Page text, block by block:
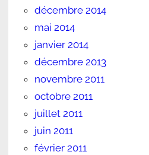
décembre 2014
mai 2014
janvier 2014
décembre 2013
novembre 2011
octobre 2011
juillet 2011
juin 2011
février 2011